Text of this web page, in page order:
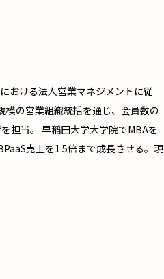
おける法人営業マネジメントに従
の営業組織統括を通じ、会員数の
担当。 早稲田大学大学院でMBAを
売上を1.5倍まで成長させる。現